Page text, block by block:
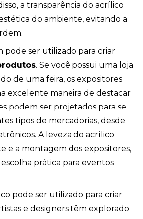
a transparência do acrílico
do ambiente, evitando a
pode ser utilizado para criar
. Se você possui uma loja
de uma feira, os expositores
excelente maneira de destacar
podem ser projetados para se
tipos de mercadorias, desde
A leveza do acrílico
e a montagem dos expositores,
prática para eventos
pode ser utilizado para criar
e designers têm explorado